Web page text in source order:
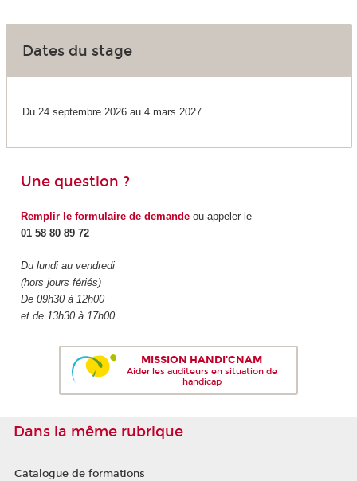
Dates du stage
Du 24 septembre 2026 au 4 mars 2027
Une question ?
Remplir le formulaire de demandeou appeler le
01 58 80 89 72
Du lundi au vendredi
(hors jours fériés)
De 09h30 à 12h00
et de 13h30 à 17h00
MISSION HANDI'CNAM
Aider les auditeurs en situation de
handicap
Dans la même rubrique
Catalogue de formations